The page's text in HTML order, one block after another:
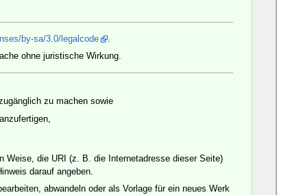
by-sa/3.0/legalcode
.
ohne juristische Wirkung.
zu machen sowie
Weise, die URI (z. B. die Internetadresse dieser Seite)
darauf angeben.
abwandeln oder als Vorlage für ein neues Werk